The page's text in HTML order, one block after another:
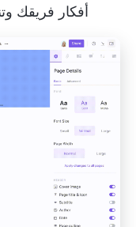
أفكار فريقك